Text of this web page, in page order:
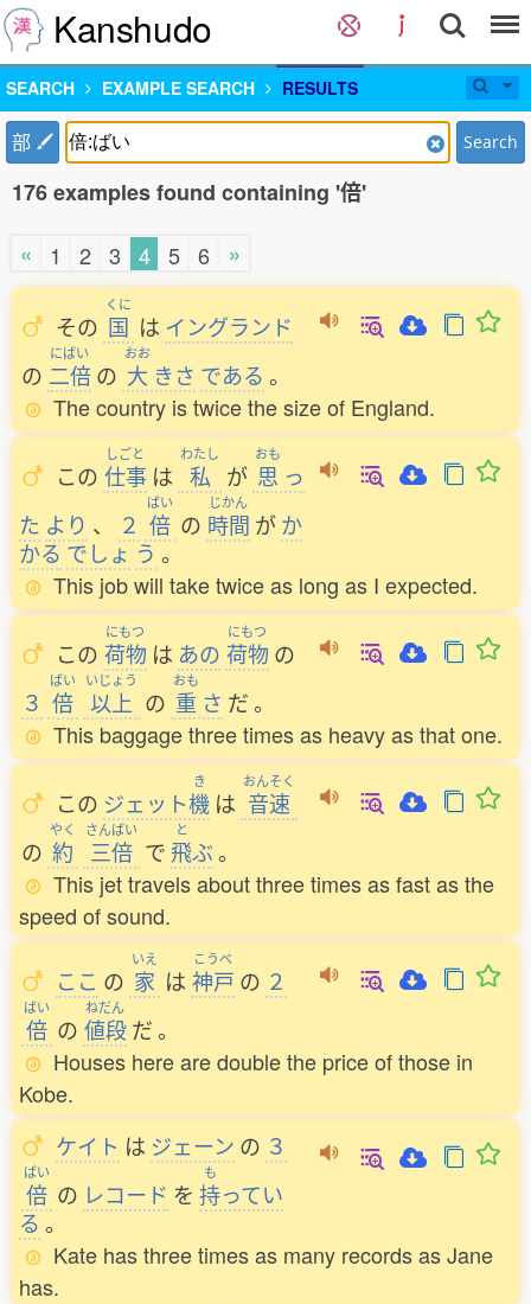
Kanshudo
SEARCH EXAMPLE SEARCH RESULTS
部 Search
176 examples found containing '倍'
« 1 2 3 4 5 6 »
その
くに
国 は イングランド
の
にばい
二倍 の
おお
大 きさ である 。
The country is twice the size of England.
この
しごと
仕事 は
わたし
私 が
おも
思 っ
た より 、 ２
ばい
倍 の
じかん
時間 がか
かる でしょ う 。
This job will take twice as long as I expected.
この
にもつ
荷物 は あの
にもつ
荷物 の
３
ばい
倍
いじょう
以上 の
おも
重 さ だ。
This baggage three times as heavy as that one.
この ジェット
き
機 は
おんそく
音速
の
やく
約
さんばい
三倍 で
と
飛ぶ。
This jet travels about three times as fast as the
speed of sound.
ここ の
いえ
家 は
こうべ
神戸 の ２
ばい
倍 の
ねだん
値段 だ。
Houses here are double the price of those in
Kobe.
ケイト は ジェーン の ３
ばい
倍 の レコード を
も
持ってい
る 。
Kate has three times as many records as Jane
has.